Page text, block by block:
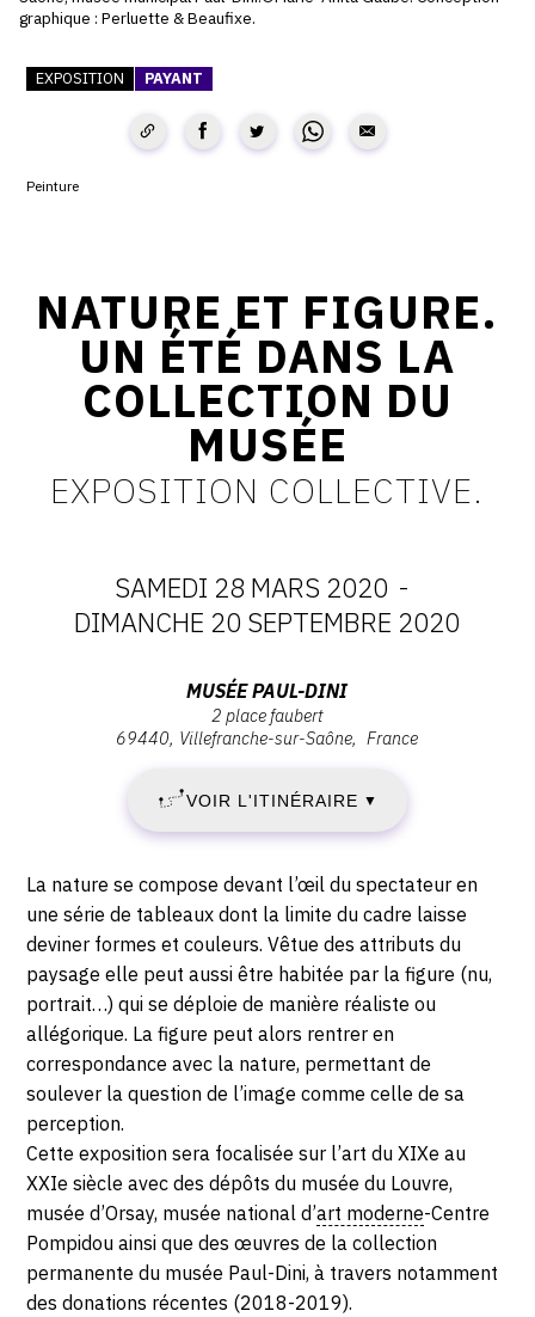
FACEBOOK
TWITTER
PINTEREST
graphique : Perluette & Beaufixe.
EXPOSITION PAYANT
Peinture
NATURE ET FIGURE.
UN ÉTÉ DANS LA
COLLECTION DU
MUSÉE
EXPOSITION COLLECTIVE.
DATES
:
SAMEDI
28
MARS
2020
-
DIMANCHE
20
SEPTEMBRE
2020
SAMEDI 28 MARS 2020 -
DIMANCHE 20 SEPTEMBRE 2020
place
Faubert,
69440
Villefranche-
sur-
Saône
MUSÉE PAUL-DINI
2 place faubert
69440 Villefranche-sur-Saône France
VOIR L'ITINÉRAIRE ▼
Description,
horaires...
La nature se compose devant l’œil du spectateur en
une série de tableaux dont la limite du cadre laisse
deviner formes et couleurs. Vêtue des attributs du
paysage elle peut aussi être habitée par la figure (nu,
portrait…) qui se déploie de manière réaliste ou
allégorique. La figure peut alors rentrer en
correspondance avec la nature, permettant de
soulever la question de l’image comme celle de sa
perception.
Cette exposition sera focalisée sur l’art du XIXe au
XXIe siècle avec des dépôts du musée du Louvre,
musée d’Orsay, musée national d’art moderne-Centre
Pompidou ainsi que des œuvres de la collection
permanente du musée Paul-Dini, à travers notamment
des donations récentes (2018-2019).